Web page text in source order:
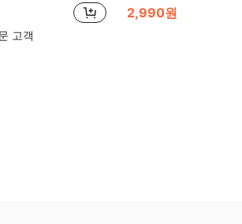
고객
2,990원